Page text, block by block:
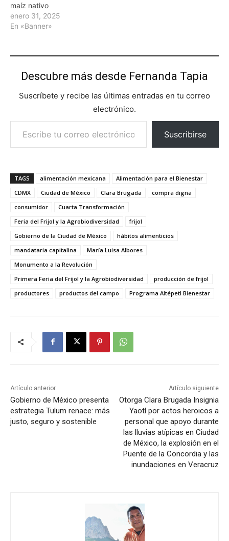
maíz nativo
enero 31, 2025
En «Banner»
Descubre más desde Fernanda Tapia
Suscríbete y recibe las últimas entradas en tu correo
electrónico.
Escribe tu correo electrónico…
Suscribirse
TAGS alimentación mexicana
Alimentación para el Bienestar
CDMX
Ciudad de México Clara Brugada
compra digna
consumidor
Cuarta Transformación
Feria del Frijol y la Agrobiodiversidad
frijol
Gobierno de la Ciudad de México
hábitos alimenticios
mandataria capitalina
María Luisa Albores
Monumento a la Revolución
Primera Feria del Frijol y la Agrobiodiversidad
producción de frijol
productores
productos del campo Programa Altépetl Bienestar
Artículo anterior
Gobierno de México presenta
estrategia Tulum renace: más
justo, seguro y sostenible
Artículo siguiente
Otorga Clara Brugada Insignia
Yaotl por actos heroicos a
personal que apoyo durante
las lluvias atípicas en Ciudad
de México, la explosión en el
Puente de la Concordia y las
inundaciones en Veracruz